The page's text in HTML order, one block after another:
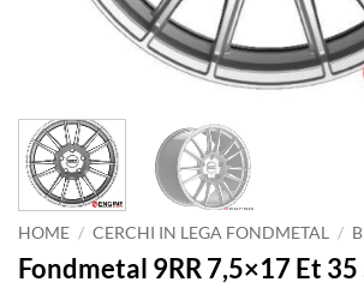
HOME / CERCHI IN LEGA FONDMETAL /
Fondmetal 9RR 7,5×17 Et